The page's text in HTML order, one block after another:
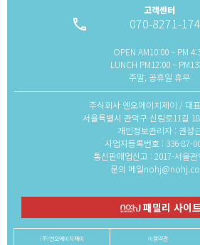
고객센터
local_phone 070-8271-
OPEN AM10:00 ~ PM
LUNCH PM12:00 ~
주말, 공휴일 휴무
주식회사 엔오에이치제이 / 대
서울특별시 관악구 신림로11길
개인정보관리자 : 권성
사업자등록번호 : 336-87-
통신판매업신고 : 2017-서울
문의 메일
패밀리 사이트
(주)엔오에이치제이 이용약관